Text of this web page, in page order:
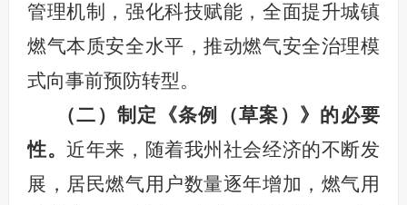
管理机制，强化科技赋能，全面提升城镇
燃气本质安全水平，推动燃气安全治理模
式向事前预防转型。
（二）制定《条例（草案）》的必要
性。近年来， 随着我州 社会经济的不断发
展，居民燃气用户数量逐年增加，燃气用